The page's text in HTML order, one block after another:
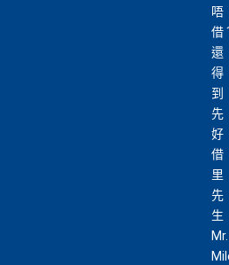
唔
借
還
得
到
先
好
借
里
先
生
Mr.